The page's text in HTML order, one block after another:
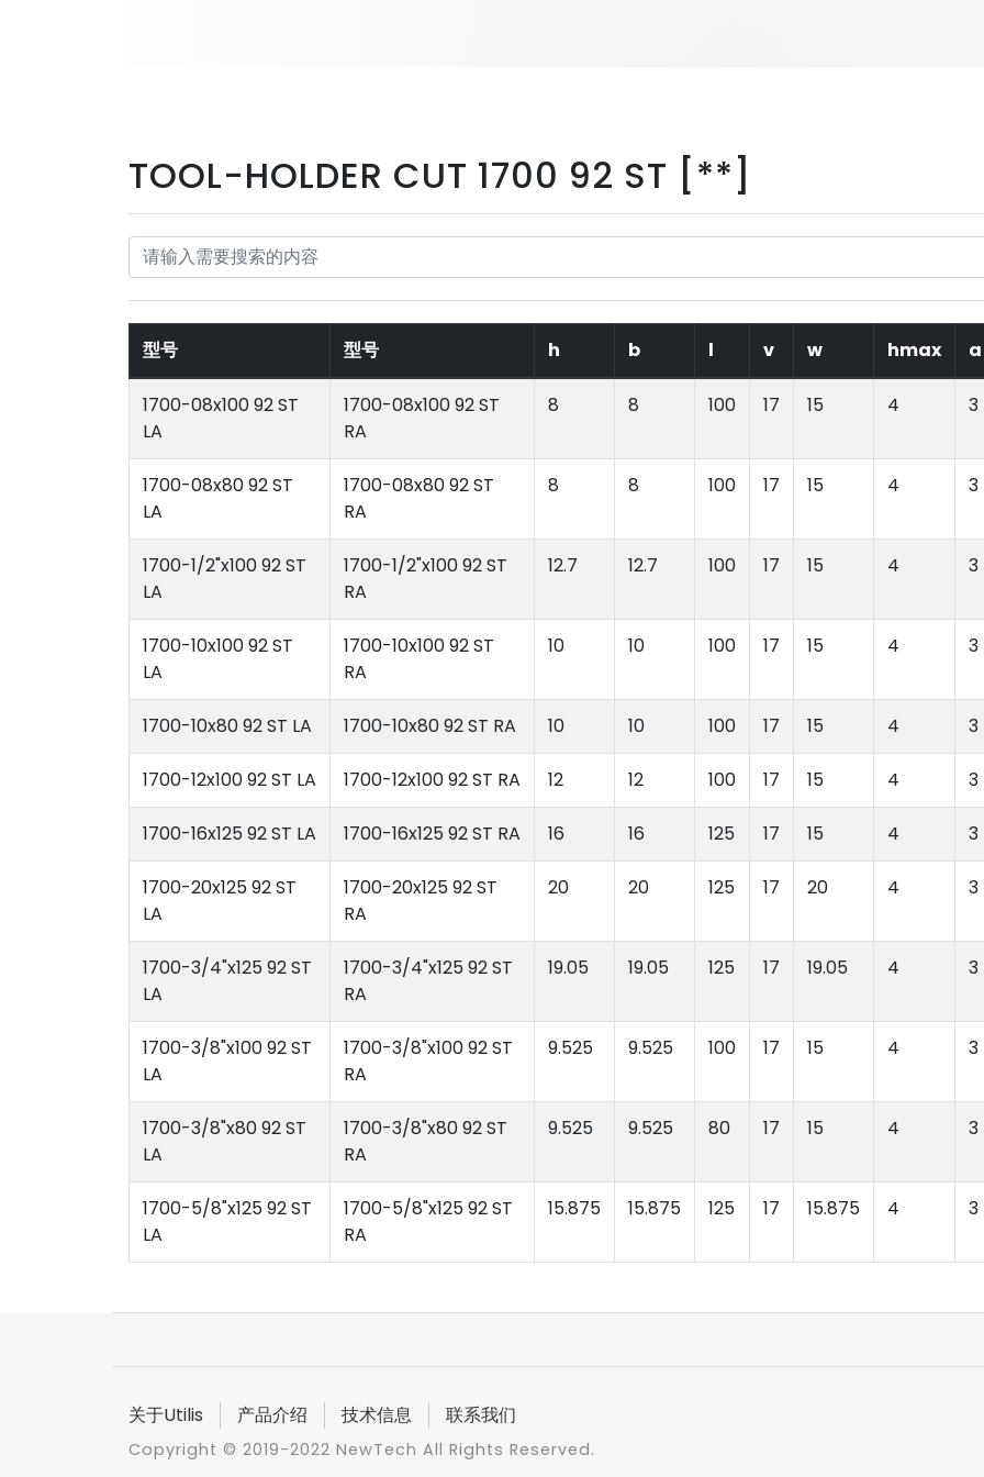
TOOL-HOLDER CUT 1700 92 ST [**]
型号 型号 h b l v w hmax a
1700-08x100 92 ST
LA
1700-08x100 92 ST
RA
8 8 100 17 15 4 3
1700-08x80 92 ST
LA
1700-08x80 92 ST
RA
8 8 100 17 15 4 3
1700-1/2"x100 92 ST
LA
1700-1/2"x100 92 ST
RA
12.7 12.7 100 17 15 4 3
1700-10x100 92 ST
LA
1700-10x100 92 ST
RA
10 10 100 17 15 4 3
1700-10x80 92 ST LA 1700-10x80 92 ST RA 10 10 100 17 15 4 3
1700-12x100 92 ST LA 1700-12x100 92 ST RA 12 12 100 17 15 4 3
1700-16x125 92 ST LA 1700-16x125 92 ST RA 16 16 125 17 15 4 3
1700-20x125 92 ST
LA
1700-20x125 92 ST
RA
20 20 125 17 20 4 3
1700-3/4"x125 92 ST
LA
1700-3/4"x125 92 ST
RA
19.05 19.05 125 17 19.05 4 3
1700-3/8"x100 92 ST
LA
1700-3/8"x100 92 ST
RA
9.525 9.525 100 17 15 4 3
1700-3/8"x80 92 ST
LA
1700-3/8"x80 92 ST
RA
9.525 9.525 80 17 15 4 3
1700-5/8"x125 92 ST
LA
1700-5/8"x125 92 ST
RA
15.875 15.875 125 17 15.875 4 3
关于Utilis 产品介绍 技术信息 联系我们
Copyright © 2019-2022 NewTech All Rights Reserved.